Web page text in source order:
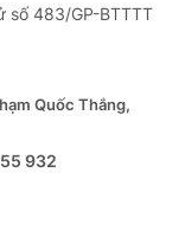
số 483/GP-BTTTT
Quốc Thắng,
932